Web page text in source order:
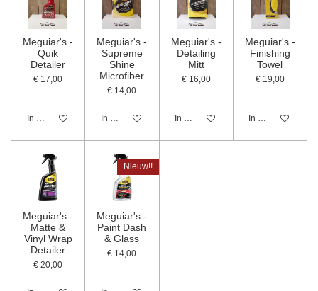
Meguiar's -
Quik
Detailer
€ 17,00
In winkelwagen
Meguiar's -
Supreme
Shine
Microfiber
€ 14,00
In winkelwagen
Meguiar's -
Detailing
Mitt
€ 16,00
In winkelwagen
Meguiar's -
Finishing
Towel
€ 19,00
In winkelwagen
Meguiar's -
Matte &
Vinyl Wrap
Detailer
€ 20,00
Nieuw!!
Meguiar's -
Paint Dash
& Glass
€ 14,00